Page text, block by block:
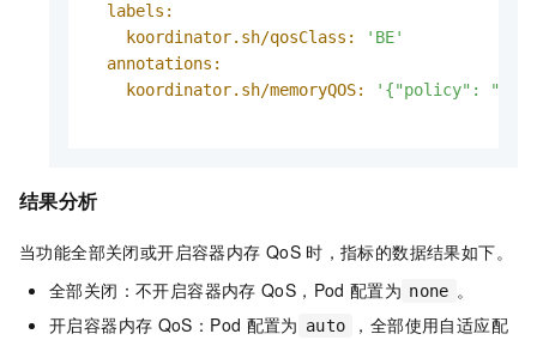
labels:
koordinator.sh/qosClass:
'BE'
annotations:
koordinator.sh/memoryQOS:
'{"policy":
结果分析
当功能全部关闭或开启容器内存 QoS 时，指标的数据结果如下。
全部关闭：不开启容器内存 QoS，Pod 配置为 none 。
开启容器内存 QoS：Pod 配置为 auto
，全部使用自适应配